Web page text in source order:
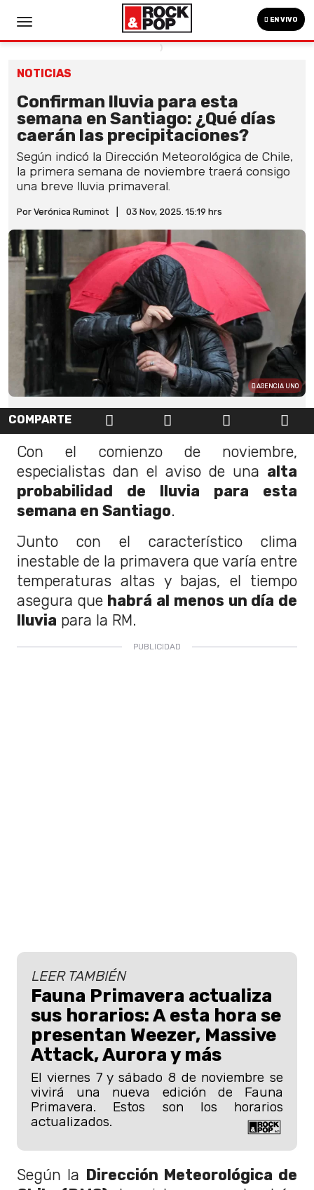
EN VIVO
NOTICIAS
Confirman lluvia para esta
semana en Santiago: ¿Qué días
caerán las precipitaciones?
Según indicó la Dirección Meteorológica de Chile,
la primera semana de noviembre traerá consigo
una breve lluvia primaveral.
Por Verónica Ruminot 03 Nov, 2025. 15:19 hrs
AGENCIA UNO
COMPARTE
Con el comienzo de noviembre,
especialistas dan el aviso de una alta
probabilidad de lluvia para esta
semana en Santiago.
Junto con el característico clima
inestable de la primavera que varía entre
temperaturas altas y bajas, el tiempo
asegura que habrá al menos un día de
lluvia para la RM.
LEER TAMBIÉN
Fauna Primavera actualiza
sus horarios: A esta hora se
presentan Weezer, Massive
Attack, Aurora y más
El viernes 7 y sábado 8 de noviembre se
vivirá una nueva edición de Fauna
Primavera. Estos son los horarios
actualizados.
Según la Dirección Meteorológica de